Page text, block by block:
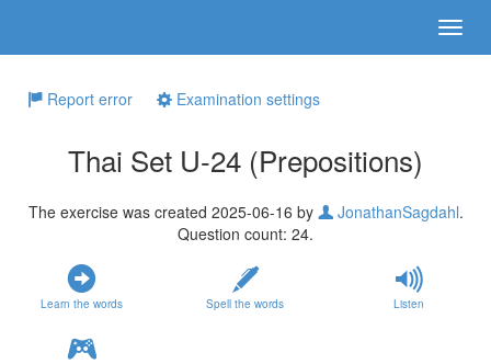
Report error Examination settings
Thai Set U-24 (Prepositions)
The exercise was created 2025-06-16 by JonathanSagdahl.
Question count: 24.
Learn the words Spell the words Listen